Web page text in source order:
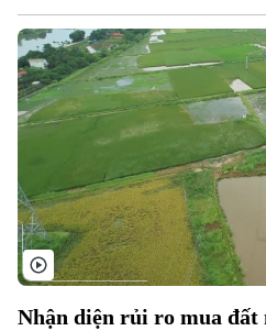
Nhận diện rủi ro mua đất